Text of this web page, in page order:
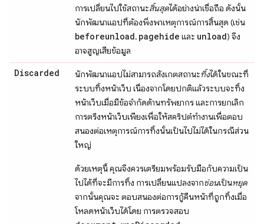
การเปลี่ยนไปใช้สถานะสิ้นสุดได้อย่างน่าเชื่อถือ ดังนั้น
นักพัฒนาแอปที่ต้องพึ่งพาเหตุการณ์การสิ้นสุด (เช่น
beforeunload, pagehide และ unload) จึง
อาจสูญเสียข้อมูล
Discarded นักพัฒนาแอปไม่สามารถสังเกตสถานะทิ้งได้ในขณะที่
ระบบทิ้งหน้าเว็บ เนื่องจากโดยปกติแล้วระบบจะทิ้ง
หน้าเว็บเมื่อมีข้อจำกัดด้านทรัพยากร และการยกเลิก
การตรึงหน้าเว็บเพียงเพื่อให้สคริปต์ทำงานเพื่อตอบ
สนองต่อเหตุการณ์การทิ้งนั้นเป็นไปไม่ได้ในกรณีส่วน
ใหญ่
ด้วยเหตุนี้ คุณจึงควรเตรียมพร้อมรับมือกับความเป็น
ไปได้ที่จะมีการทิ้ง การเปลี่ยนแปลงจากซ่อนเป็นหยุด
จากนั้นคุณจะ ตอบสนองต่อการกู้คืนหน้าที่ถูกทิ้งเมื่อ
โหลดหน้าเว็บได้โดย การตรวจสอบ